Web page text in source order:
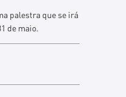
palestra que se irá
de maio.